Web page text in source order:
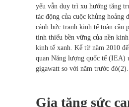
yếu vẫn duy trì xu hướng tăng
tác động của cuộc khủng
cảnh bức tranh kinh tế toàn cầu
tính thiếu bền vững của nền
kinh tế xanh. Kể từ năm 2010
quan Năng lượng quốc tế (IEA)
gigawatt so với năm trước đó(2).
Gia tăng sức